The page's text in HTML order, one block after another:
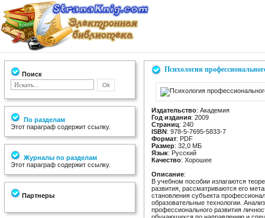
Поиск
По разделам
Этот параграф содержит ссылку.
Журналы по разделам
Этот параграф содержит ссылку.
Партнеры
Психология
Издательство: Академия
Год издания: 2009
Страниц: 240
ISBN: 978-5-7695-5833-7
Формат: PDF
Размер: 32,0 МБ
Язык: Русский
Качество: Хорошее
Описание:
В учебном пособии излагаются
развития, рассматриваются его
становления субъекта
образовательные технологии.
профессионального развития